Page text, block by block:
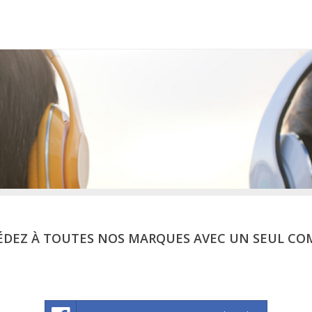
À TOUTES NOS MARQUES AVEC UN SEUL